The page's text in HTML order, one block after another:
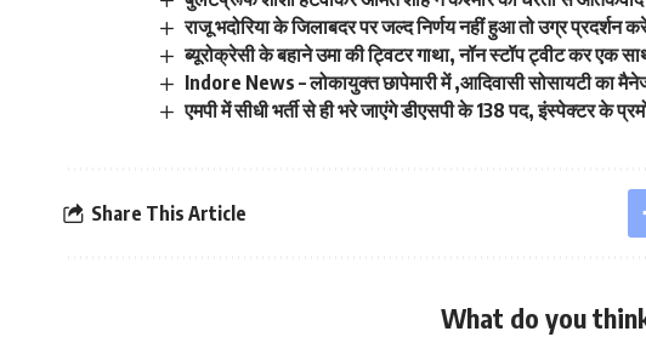
राजू भदोरिया के जिलाबदर पर जल्द निर्णय नहीं हुआ तो उग्र प्रदर्शन
ब्यूरोक्रेसी के बहाने उमा की ट्विटर गाथा, नॉन स्टॉप ट्वीट कर एक
Indore News – लोकायुक्त छापेमारी में ,आदिवासी सोसायटी का
एमपी में सीधी भर्ती से ही भरे जाएंगे डीएसपी के 138 पद, इंस्पेक्टर के
Share This Article
What do you